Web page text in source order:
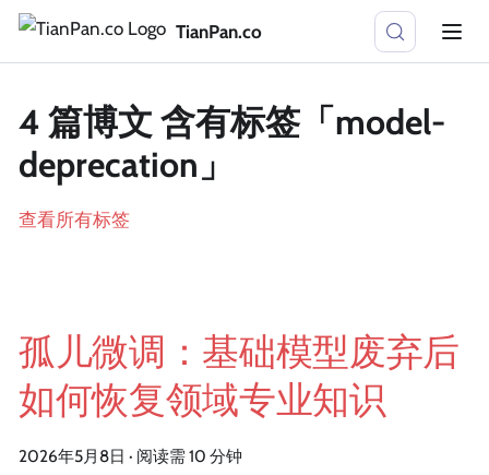
TianPan.co
4 篇博文 含有标签「model-
deprecation」
查看所有标签
孤儿微调：基础模型废弃后
如何恢复领域专业知识
2026年5月8日 · 阅读需 10 分钟